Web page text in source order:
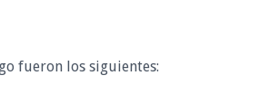
fueron los siguientes: